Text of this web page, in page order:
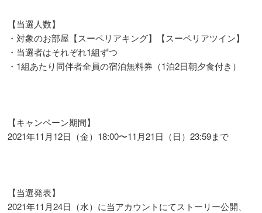
【当選人数】
・対象のお部屋【スーペリアキング】【スーペリアツイン】
・当選者はそれぞれ1組ずつ
・1組あたり同伴者全員の宿泊無料券（1泊2日朝夕食付き）
【キャンペーン期間】
2021年11月12日（金）18:00〜11月21日（日）23:59まで
【当選発表】
2021年11月24日（水）に当アカウントにてストーリー公開、